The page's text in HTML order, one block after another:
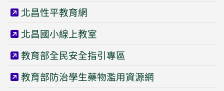
北昌性平教育網
北昌國小線上教室
教育部全民安全指引專區
教育部防治學生藥物濫用資源網